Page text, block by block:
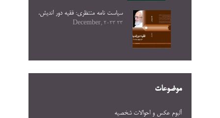
سیاست نامه منتظری: فقیه دور اندیش.
23 December, 2023
موضوعات
آلبوم عکس و احوالات شخصيه